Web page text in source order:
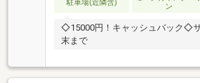
駐車場(近隣含)
ン
◇15000円！キャッシュバック◇
末まで